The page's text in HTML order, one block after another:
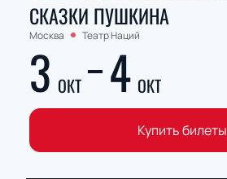
СКАЗКИ ПУШКИНА
Москва Театр Наций
3 ОКТ 4 ОКТ
Купить билеты